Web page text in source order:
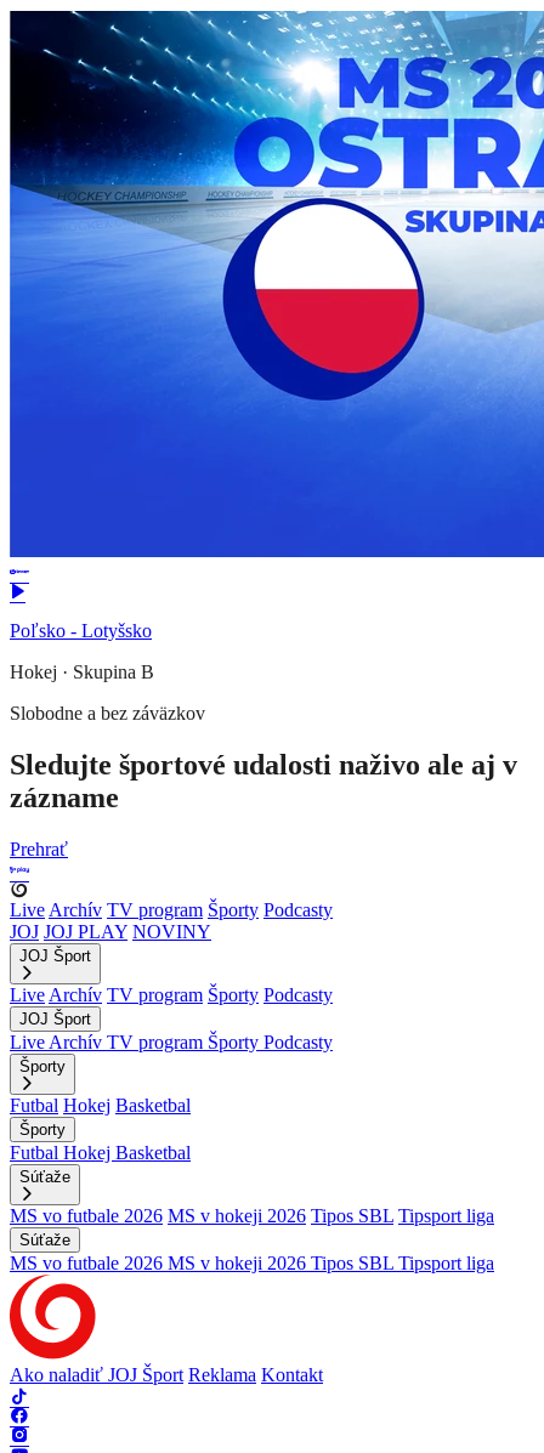
Poľsko - Lotyšsko
Hokej · Skupina B
Slobodne a bez záväzkov
Sledujte športové udalosti naživo ale aj v
zázname
Prehrať
Live Archív TV program Športy Podcasty
JOJ JOJ PLAY NOVINY
JOJ Šport
Live Archív TV program Športy Podcasty
JOJ Šport
Live Archív TV program Športy Podcasty
Športy
Futbal Hokej Basketbal
Športy
Futbal Hokej Basketbal
Súťaže
MS vo futbale 2026 MS v hokeji 2026 Tipos SBL Tipsport liga
Súťaže
MS vo futbale 2026 MS v hokeji 2026 Tipos SBL Tipsport liga
Ako naladiť JOJ Šport Reklama Kontakt